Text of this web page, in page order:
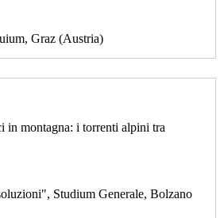
Graz (Austria)
in montagna: i torrenti alpini tra
Studium Generale, Bolzano